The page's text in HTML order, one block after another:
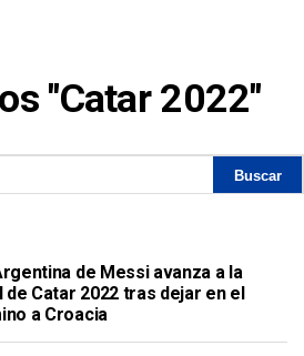
"Catar 2022"
de Messi avanza a la
de Catar 2022 tras dejar en el
a Croacia